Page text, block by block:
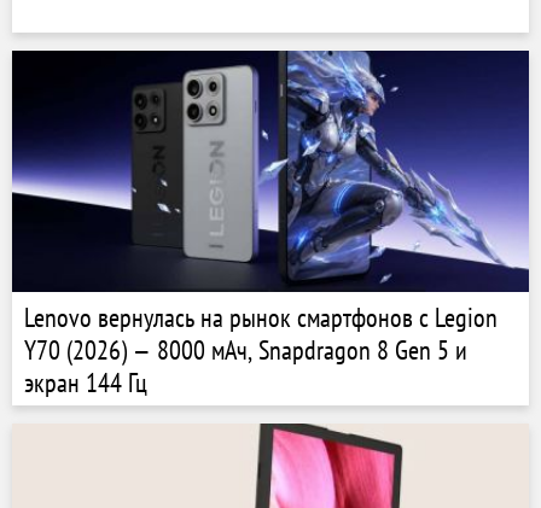
Lenovo вернулась на рынок смартфонов с Legion
Y70 (2026) — 8000 мАч, Snapdragon 8 Gen 5 и
экран 144 Гц